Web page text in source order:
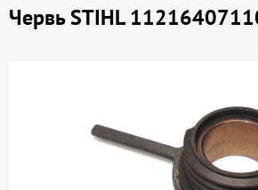
Червь STIHL